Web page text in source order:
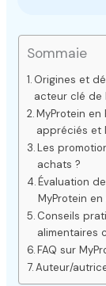
Sommaie
Origines et
acteur clé de
MyProtein
appréciés et
Les
achats ?
Évaluation
MyProtein
Conseils
alimentaires
FAQ sur
Auteur/